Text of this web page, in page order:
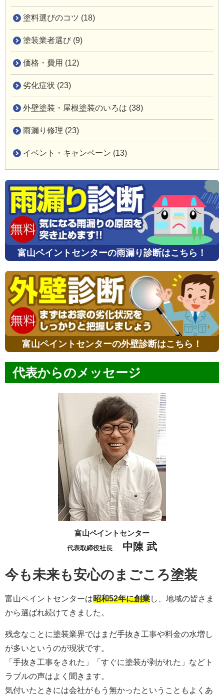
塗料選びのコツ (18)
塗装業者選び (9)
価格・費用 (12)
劣化症状 (23)
外壁塗装・屋根塗装のいろは (38)
雨漏り修理 (23)
イベント・キャンペーン (13)
富山ペイントセンターの雨漏り診断はこちら！
富山ペイントセンターの外壁診断はこちら！
代表からのメッセージ
富山ペイントセンター
代表取締役社長 中陳 武
今も未来も安心のまごころ塗装
富山ペイントセンターは昭和52年に創業し、地域の皆さま
から選ばれ続けてきました。
残念なことに塗装業界ではまだ手抜き工事や料金の水増し
が多いというのが現状です。
「手抜き工事をされた」「すぐに塗装が剥がれた」などト
ラブルの声はよく聞きます。
気付いたときには会社がもう無かったということもよくあ